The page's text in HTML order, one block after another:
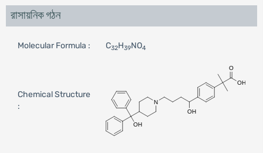
রাসায়নিক গঠন
Molecular Formula : C32H39NO4
Chemical Structure
: